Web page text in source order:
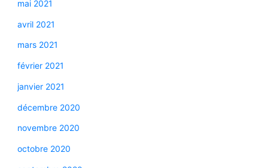
mai 2021
avril 2021
mars 2021
février 2021
janvier 2021
décembre 2020
novembre 2020
octobre 2020